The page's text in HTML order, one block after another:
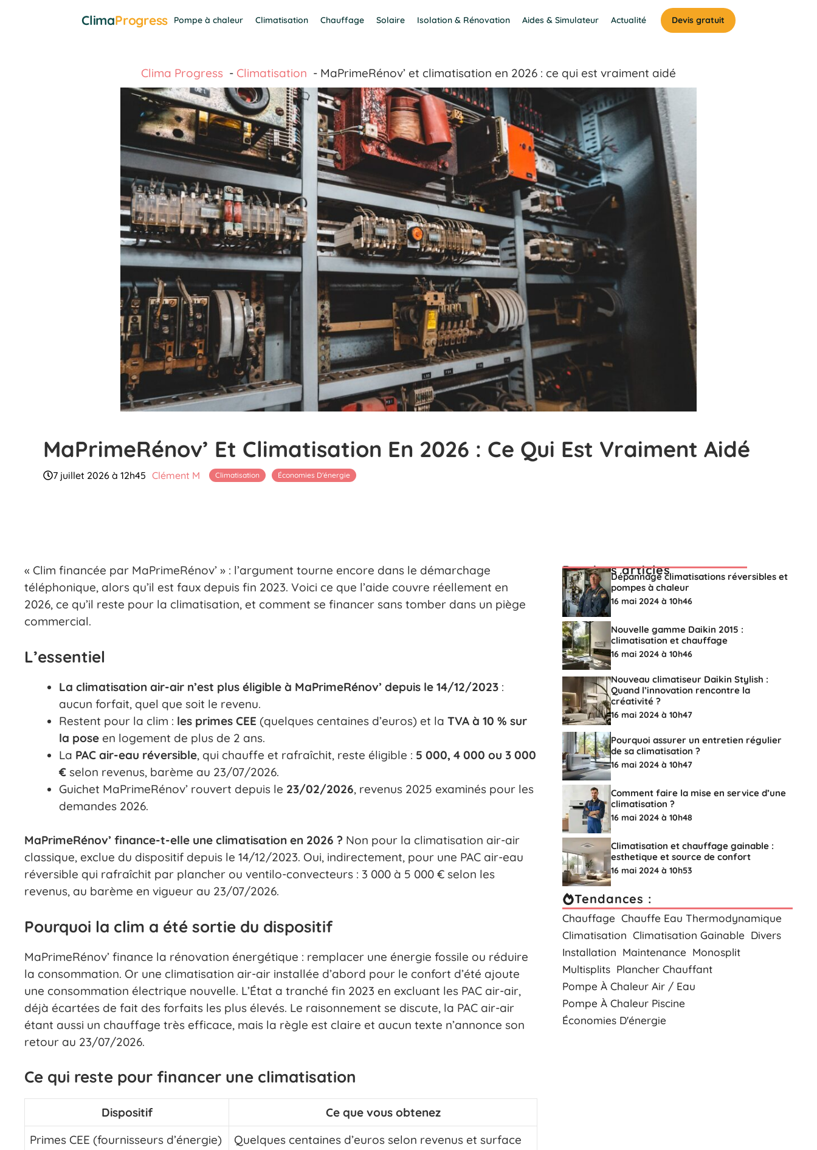
ClimaProgress Pompe à chaleur Climatisation Chauffage Solaire Isolation & Rénovation Aides & Simulateur Actualité Devis gratuit
Clima Progress Climatisation MaPrimeRénov’ et climatisation en 2026 : ce qui est vraiment aidé
MaPrimeRénov’ Et Climatisation En 2026 : Ce Qui Est Vraiment Aidé
7 juillet 2026 à 12h45 Clément M Climatisation Économies D'énergie
« Clim financée par MaPrimeRénov’ » : l’argument tourne encore dans le démarchage
téléphonique, alors qu’il est faux depuis fin 2023. Voici ce que l’aide couvre réellement en
2026, ce qu’il reste pour la climatisation, et comment se financer sans tomber dans un piège
commercial.
L’essentiel
La climatisation air-air n’est plus éligible à MaPrimeRénov’ depuis le 14/12/2023 :
aucun forfait, quel que soit le revenu.
Restent pour la clim : les primes CEE (quelques centaines d’euros) et la TVA à 10 % sur
la pose en logement de plus de 2 ans.
La PAC air-eau réversible, qui chauffe et rafraîchit, reste éligible : 5 000, 4 000 ou 3 000
€ selon revenus, barème au 23/07/2026.
Guichet MaPrimeRénov’ rouvert depuis le 23/02/2026, revenus 2025 examinés pour les
demandes 2026.
MaPrimeRénov’ finance-t-elle une climatisation en 2026 ? Non pour la climatisation air-air
classique, exclue du dispositif depuis le 14/12/2023. Oui, indirectement, pour une PAC air-eau
réversible qui rafraîchit par plancher ou ventilo-convecteurs : 3 000 à 5 000 € selon les
revenus, au barème en vigueur au 23/07/2026.
Pourquoi la clim a été sortie du dispositif
MaPrimeRénov’ finance la rénovation énergétique : remplacer une énergie fossile ou réduire
la consommation. Or une climatisation air-air installée d’abord pour le confort d’été ajoute
une consommation électrique nouvelle. L’État a tranché fin 2023 en excluant les PAC air-air,
déjà écartées de fait des forfaits les plus élevés. Le raisonnement se discute, la PAC air-air
étant aussi un chauffage très efficace, mais la règle est claire et aucun texte n’annonce son
retour au 23/07/2026.
Ce qui reste pour financer une climatisation
Dispositif
Ce que vous obtenez
Primes CEE (fournisseurs d’énergie)
Quelques centaines d’euros selon revenus et surface
Derniers articles
Dépannage climatisations réversibles et
pompes à chaleur
16 mai 2024 à 10h46
Nouvelle gamme Daikin 2015 :
climatisation et chauffage
16 mai 2024 à 10h46
Nouveau climatiseur Daikin Stylish :
Quand l’innovation rencontre la
créativité ?
16 mai 2024 à 10h47
Pourquoi assurer un entretien régulier
de sa climatisation ?
16 mai 2024 à 10h47
Comment faire la mise en service d’une
climatisation ?
16 mai 2024 à 10h48
Climatisation et chauffage gainable :
esthetique et source de confort
16 mai 2024 à 10h53
Tendances :
Chauffage Chauffe Eau Thermodynamique
Climatisation Climatisation Gainable Divers
Installation Maintenance Monosplit
Multisplits Plancher Chauffant
Pompe À Chaleur Air / Eau
Pompe À Chaleur Piscine
Économies D'énergie